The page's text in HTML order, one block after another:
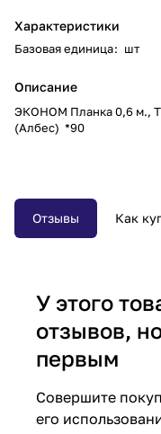
Характеристики
Базовая единица: шт
Описание
ЭКОНОМ Планка 0,6 м.,
(Албес) *90
Отзывы Как
У этого
отзывов,
первым
Совершите
его